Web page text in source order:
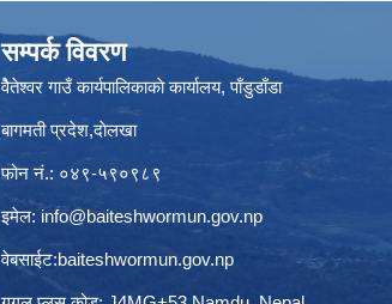
सम्पर्क विवरण
वैेतेश्वर गाउँ कार्यपालिकाकाे कार्यालय, पाँडुडाँडा
बागमती‌ प्रदेश,दाेलखा
फोन नं.: ०४९-५९०९८९
इमेल: info@baiteshwormun.gov.np
वेबसाईट:baiteshwormun.gov.np